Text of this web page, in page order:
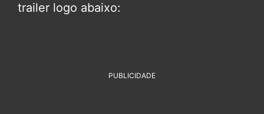
trailer logo abaixo:
PUBLICIDADE